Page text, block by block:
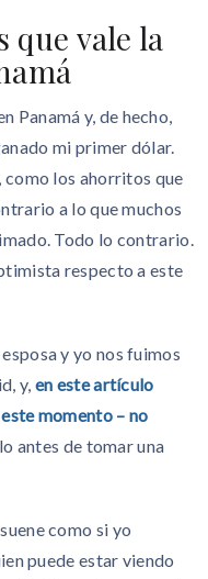
que vale la
Panamá y, de hecho,
mi primer dólar.
como los ahorritos que
a lo que muchos
Todo lo contrario.
respecto a este
y yo nos fuimos
y, en este artículo
momento – no
antes de tomar una
como si yo
puede estar viendo